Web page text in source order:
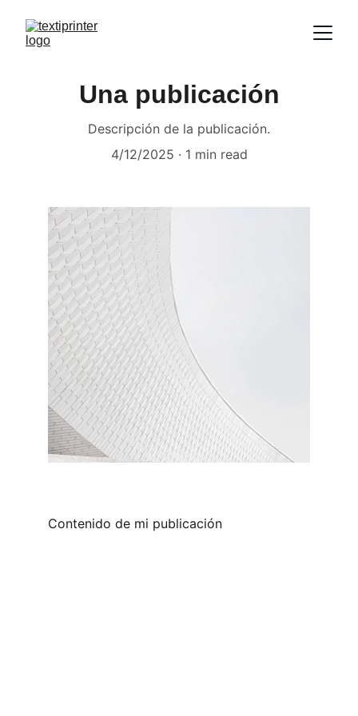
Una publicación
Descripción de la publicación.
4/12/2025
1 min read
Contenido de mi publicación